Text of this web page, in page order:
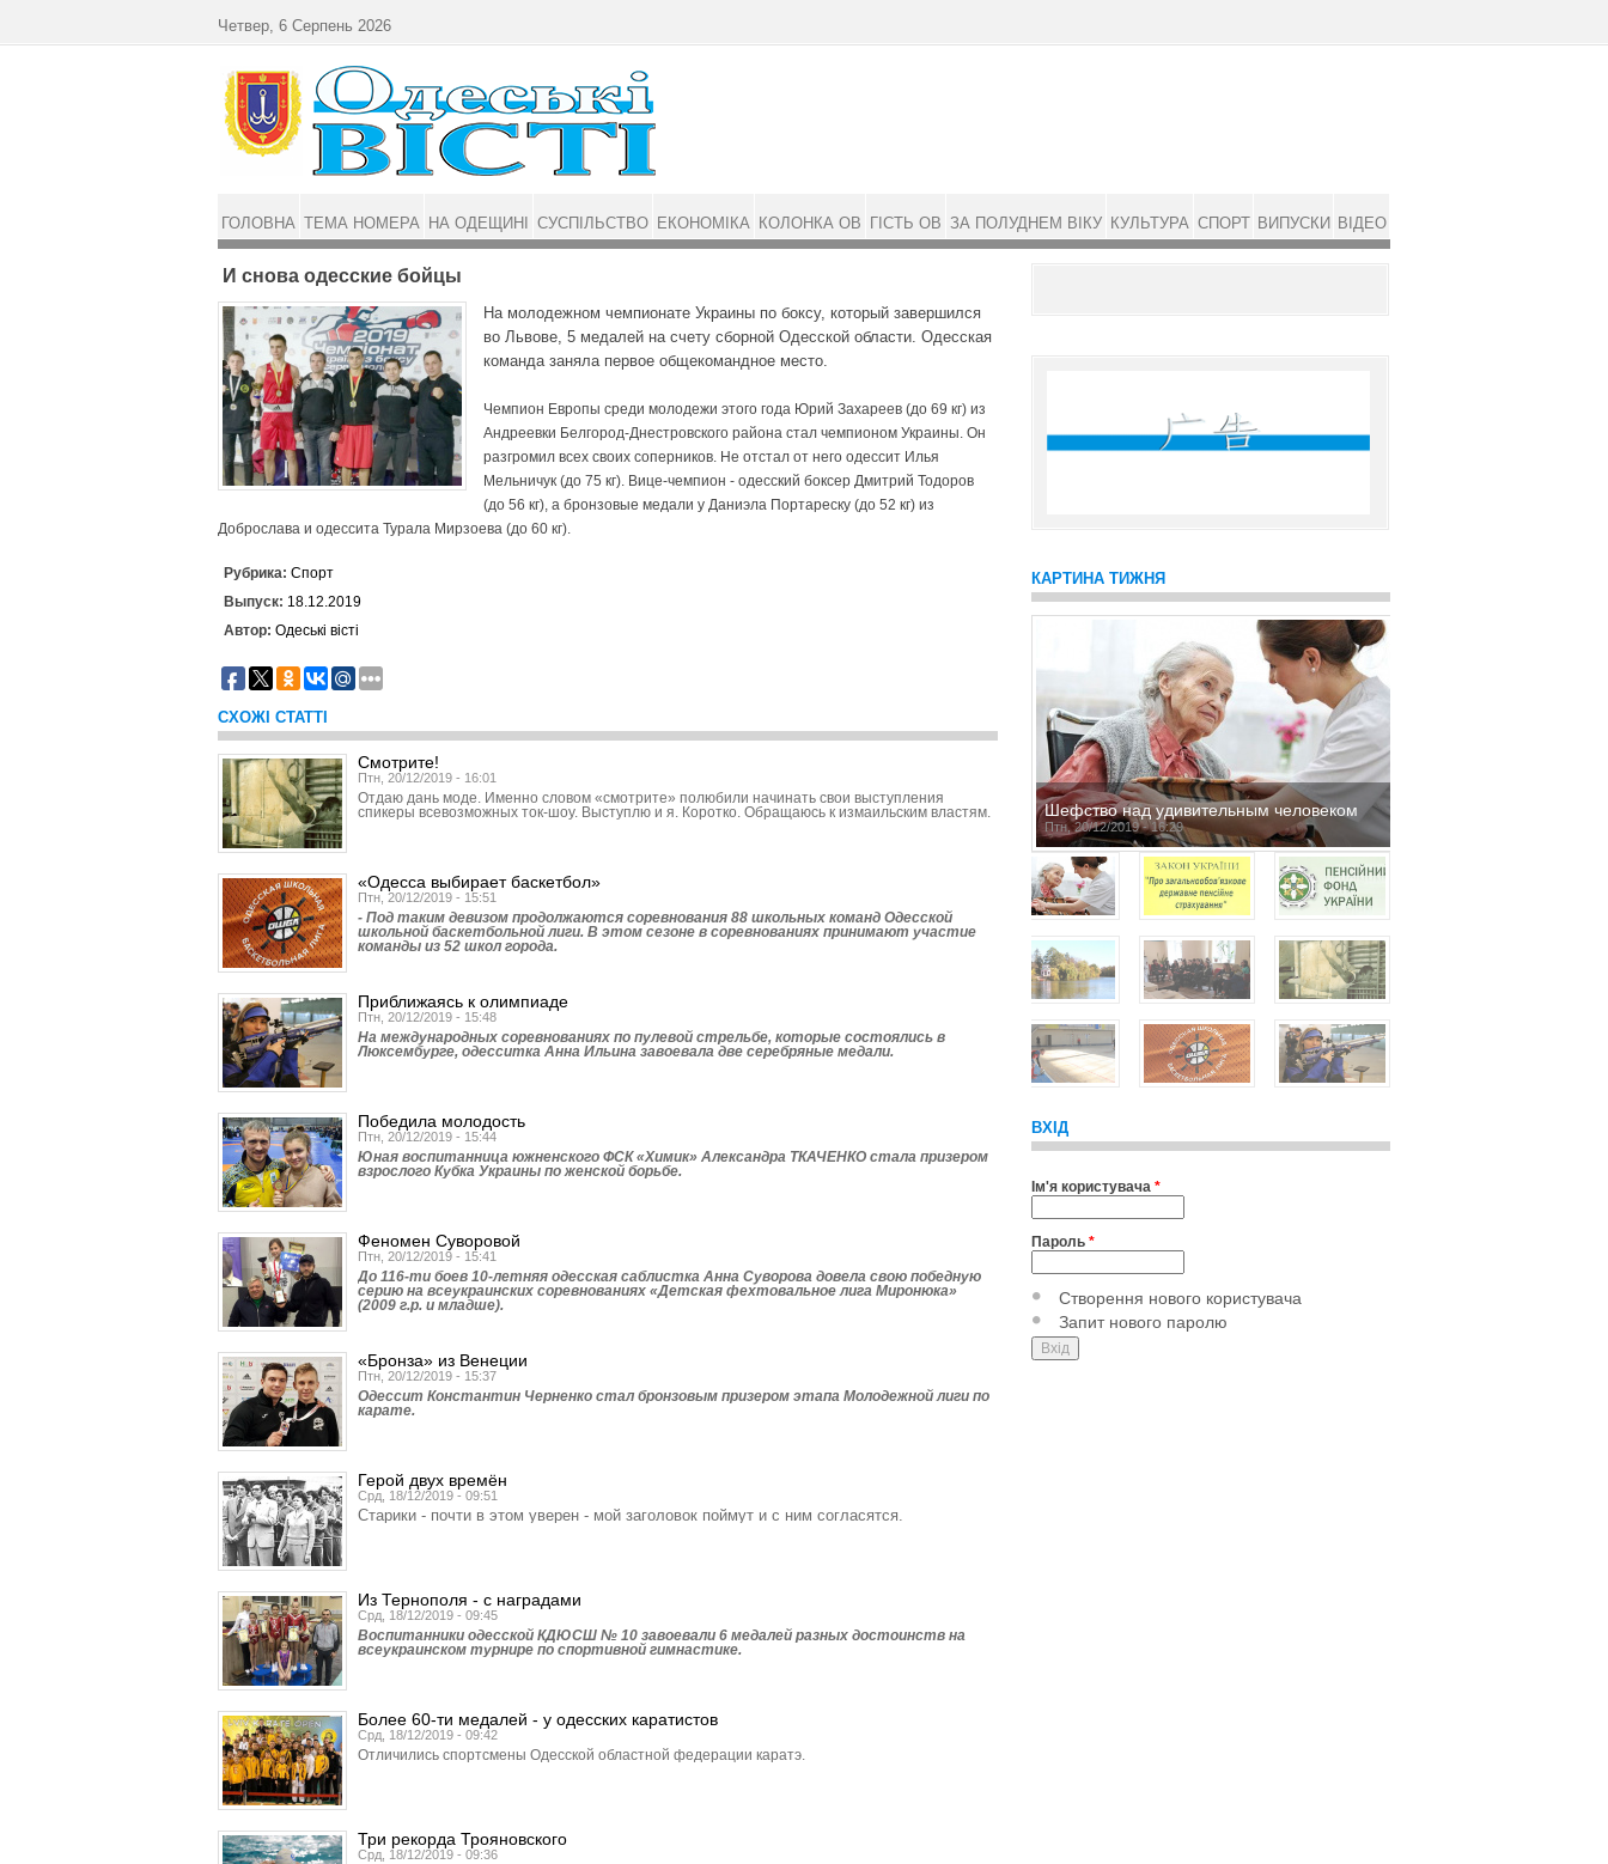
И снова одесские бойцы
На молодежном чемпионате Украины по боксу, который завершился
во Львове, 5 медалей на счету сборной Одесской области. Одесская
команда заняла первое общекомандное место.
Чемпион Европы среди молодежи этого года Юрий Захареев (до 69 кг) из
Андреевки Белгород-Днестровского района стал чемпионом Украины. Он
разгромил всех своих соперников. Не отстал от него одессит Илья
Мельничук (до 75 кг). Вице-чемпион - одесский боксер Дмитрий Тодоров
(до 56 кг), а бронзовые медали у Даниэла Портареску (до 52 кг) из
Доброслава и одессита Турала Мирзоева (до 60 кг).
Рубрика: Спорт
Выпуск: 18.12.2019
Автор: Одеські вісті
СХОЖІ СТАТТІ
Смотрите!
Птн, 20/12/2019 - 16:01
Отдаю дань моде. Именно словом «смотрите» полюбили начинать свои выступления
спикеры всевозможных ток-шоу. Выступлю и я. Коротко. Обращаюсь к измаильским властям.
«Одесса выбирает баскетбол»
Птн, 20/12/2019 - 15:51
- Под таким девизом продолжаются соревнования 88 школьных команд Одесской
школьной баскетбольной лиги. В этом сезоне в соревнованиях принимают участие
команды из 52 школ города.
Приближаясь к олимпиаде
Птн, 20/12/2019 - 15:48
На международных соревнованиях по пулевой стрельбе, которые состоялись в
Люксембурге, одесситка Анна Ильина завоевала две серебряные медали.
Победила молодость
Птн, 20/12/2019 - 15:44
Юная воспитанница южненского ФСК «Химик» Александра ТКАЧЕНКО стала призером
взрослого Кубка Украины по женской борьбе.
Феномен Суворовой
Птн, 20/12/2019 - 15:41
До 116-ти боев 10-летняя одесская саблистка Анна Суворова довела свою победную
серию на всеукраинских соревнованиях «Детская фехтовальное лига Миронюка»
(2009 г.р. и младше).
«Бронза» из Венеции
Птн, 20/12/2019 - 15:37
Одессит Константин Черненко стал бронзовым призером этапа Моло­дежной лиги по
карате.
Герой двух времён
Срд, 18/12/2019 - 09:51
Старики - почти в этом уверен - мой заголовок поймут и с ним согласятся.
Из Тернополя - с наградами
Срд, 18/12/2019 - 09:45
Воспитанники одесской КДЮСШ № 10 завоевали 6 медалей разных достоинств на
всеукраинском турнире по спортивной гимнастике.
Более 60-ти медалей - у одесских каратистов
Срд, 18/12/2019 - 09:42
Отличились спортсмены Одесской областной федерации каратэ.
Три рекорда Трояновского
Срд, 18/12/2019 - 09:36
КАРТИНА ТИЖНЯ
Шефство над удивительным человеком
Птн, 20/12/2019 - 16:29
ВХІД
Ім'я користувача *
Пароль *
Створення нового користувача
Запит нового паролю
Четвер, 6 Серпень 2026
ГОЛОВНА ТЕМА НОМЕРА НА ОДЕЩИНІ СУСПІЛЬСТВО ЕКОНОМІКА КОЛОНКА ОВ ГІСТЬ ОВ ЗА ПОЛУДНЕМ ВІКУ КУЛЬТУРА СПОРТ ВИПУСКИ ВІДЕО